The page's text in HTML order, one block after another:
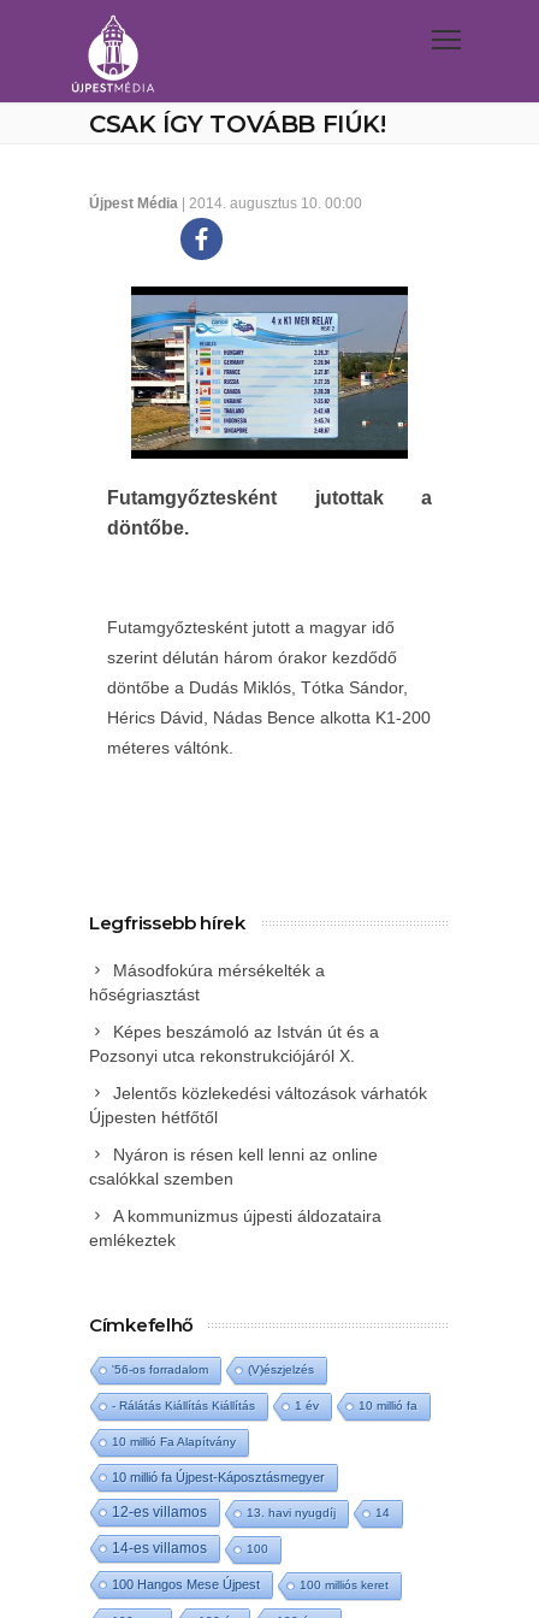
CSAK ÍGY TOVÁBB FIÚK!
Újpest Média | 2014. augusztus 10. 00:00
Futamgyőztesként jutottak a
döntőbe.
Futamgyőztesként jutott a magyar idő
szerint délután három órakor kezdődő
döntőbe a Dudás Miklós, Tótka Sándor,
Hérics Dávid, Nádas Bence alkotta K1-200
méteres váltónk.
Legfrissebb hírek
Másodfokúra mérsékelték a
hőségriasztást
Képes beszámoló az István út és a
Pozsonyi utca rekonstrukciójáról X.
Jelentős közlekedési változások várhatók
Újpesten hétfőtől
Nyáron is résen kell lenni az online
csalókkal szemben
A kommunizmus újpesti áldozataira
emlékeztek
Címkefelhő
'56-os forradalom (V)észjelzés
- Rálátás Kiállítás Kiállítás 1 év 10 millió fa
10 millió Fa Alapítvány
10 millió fa Újpest-Káposztásmegyer
12-es villamos 13. havi nyugdíj 14
14-es villamos 100
100 Hangos Mese Újpest 100 milliós keret